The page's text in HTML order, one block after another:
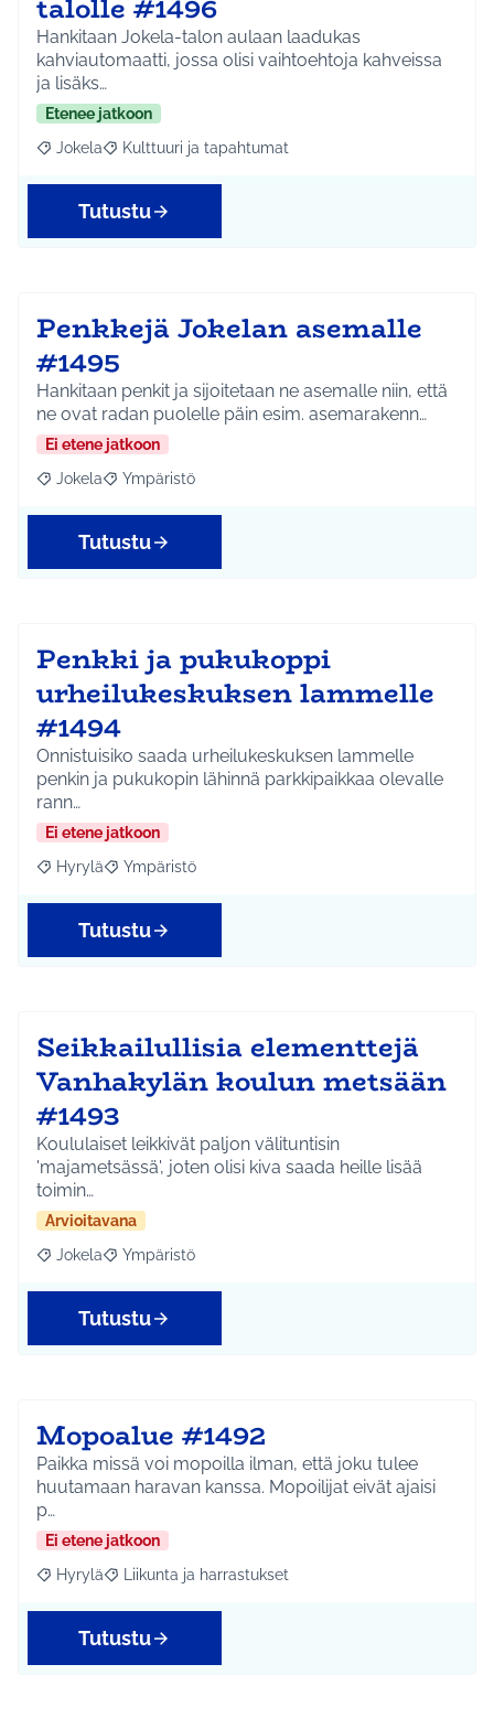
talolle #1496
Hankitaan Jokela-talon aulaan laadukas
kahviautomaatti, jossa olisi vaihtoehtoja kahveissa
ja lisäks…
Etenee jatkoon
Rajaa tulokset aihepiirin mukaan: Jokela
Jokela Rajaa tulokset teeman mukaan: Kulttuuri ja
Kulttuuri ja tapahtumat
Tutustu
Penkkejä Jokelan asemalle
#1495
Hankitaan penkit ja sijoitetaan ne asemalle niin, että
ne ovat radan puolelle päin esim. asemarakenn…
Ei etene jatkoon
Rajaa tulokset aihepiirin mukaan: Jokela
Jokela Rajaa tulokset teeman mukaan: Ympäristö
Ympäristö
Tutustu
Penkki ja pukukoppi
urheilukeskuksen lammelle
#1494
Onnistuisiko saada urheilukeskuksen lammelle
penkin ja pukukopin lähinnä parkkipaikkaa olevalle
rann…
Ei etene jatkoon
Rajaa tulokset aihepiirin mukaan: Hyrylä
Hyrylä Rajaa tulokset teeman mukaan: Ympäristö
Ympäristö
Tutustu
Seikkailullisia elementtejä
Vanhakylän koulun metsään
#1493
Koululaiset leikkivät paljon välituntisin
'majametsässä', joten olisi kiva saada heille lisää
toimin…
Arvioitavana
Rajaa tulokset aihepiirin mukaan: Jokela
Jokela Rajaa tulokset teeman mukaan: Ympäristö
Ympäristö
Tutustu
Mopoalue #1492
Paikka missä voi mopoilla ilman, että joku tulee
huutamaan haravan kanssa. Mopoilijat eivät ajaisi
p…
Ei etene jatkoon
Rajaa tulokset aihepiirin mukaan: Hyrylä
Hyrylä Rajaa tulokset teeman mukaan: Liikunta ja
Liikunta ja harrastukset
Tutustu